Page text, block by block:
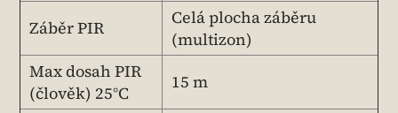
Záběr PIR
Celá plocha záběru
(multizon)
Max dosah PIR
(člověk) 25°C
15 m